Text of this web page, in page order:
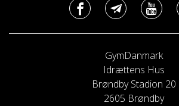
GymDanmark
Idrættens Hus
Brøndby Stadion 20
2605 Brøndby